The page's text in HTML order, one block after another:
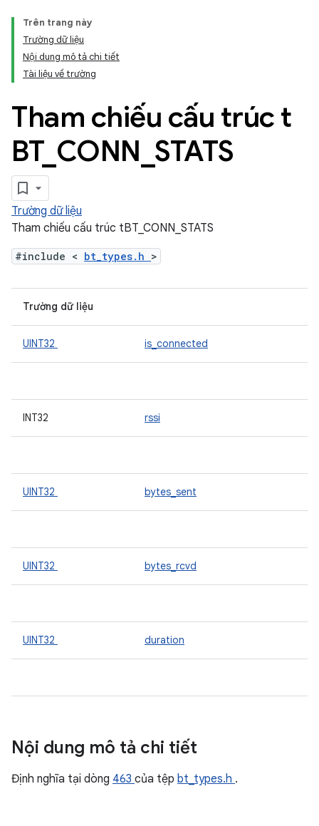
Trên trang này
Trường dữ liệu
Nội dung mô tả chi tiết
Tài liệu về trường
Tham chiếu cấu trúc t
BT_ CONN STATS
Trường dữ liệu
Tham chiếu cấu trúc tBT_CONN_STATS
#include < bt_types.h >
Trường dữ liệu
UINT32 is_connected
INT32 rssi
UINT32 bytes_sent
UINT32 bytes_rcvd
UINT32 duration
Nội dung mô tả chi tiết
Định nghĩa tại dòng 463 của tệp bt_types.h .